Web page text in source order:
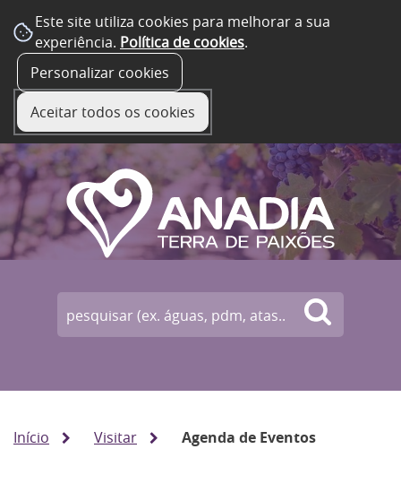
Este site utiliza cookies para melhorar a sua
experiência. Política de cookies.
Personalizar cookies
Aceitar todos os cookies
Início Visitar Agenda de Eventos